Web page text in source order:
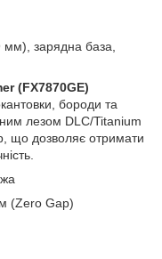
мм), зарядна база,
(FX7870GE)
бороди та
лезом DLC/Titanium
що дозволяє отримати
(Zero Gap)